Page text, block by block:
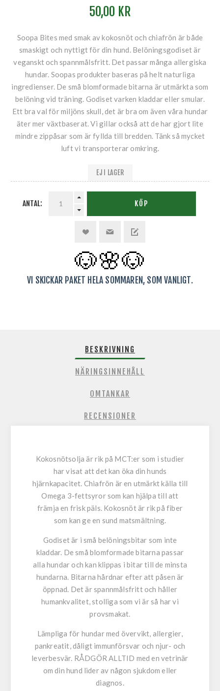
50,00 KR
Soopa Bites med smak av kokosnöt och chiafrön är både
smaskigt och nyttigt för din hund. Belöningsgodiset är
veganskt och spannmålsfritt. Det passar många allergiska
hundar. Soopas produkter baseras på helt naturliga
ingredienser. De små blomformade bitarna är utmärkta som
belöning vid träning. Godiset varken kladdar eller smular.
Ett bra val för miljöns skull, det är bra om även våra hundar
äter mer växtbaserat. Vi gillar också att de har gjort lite
mindre zippåsar som är fyllda till bredden. Tänk så mycket
luft vi transporterar omkring.
EJ I LAGER
ANTAL: KÖP
🐶🌸🐶
VI SKICKAR PAKET HELA SOMMAREN, SOM VANLIGT.
BESKRIVNING
NÄRINGSINNEHÅLL
OMTANKAR
RECENSIONER
Kokosnötsolja är rik på MCT:er som i studier
har visat att det kan öka din hunds
hjärnkapacitet. Chiafrön är en utmärkt källa till
Omega 3-fettsyror som kan hjälpa till att
främja en frisk päls. Kokosnöt är rik på fiber
som kan ge en sund matsmältning.
Godiset är i små belöningsbitar som inte
kladdar. De små blomformade bitarna passar
alla hundar och kan klippas i bitar till de minsta
hundarna. Bitarna hårdnar efter att påsen är
öppnad. Det är spannmålsfritt och håller
humankvalitet, stolliga som vi är så har vi
provsmakat.
Lämpliga för hundar med övervikt, allergier,
pankreatit, dåligt immunförsvar och njur- och
leverbesvär. RÅDGÖR ALLTID med en vetrinär
om din hund lider av någon sjukdom eller
diagnos.